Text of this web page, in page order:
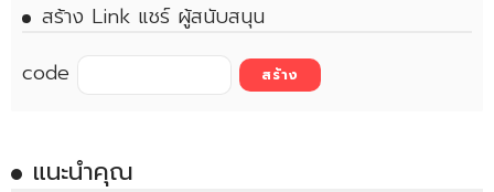
สร้าง Link แชร์ ผู้สนับสนุน
code
แนะนำคุณ